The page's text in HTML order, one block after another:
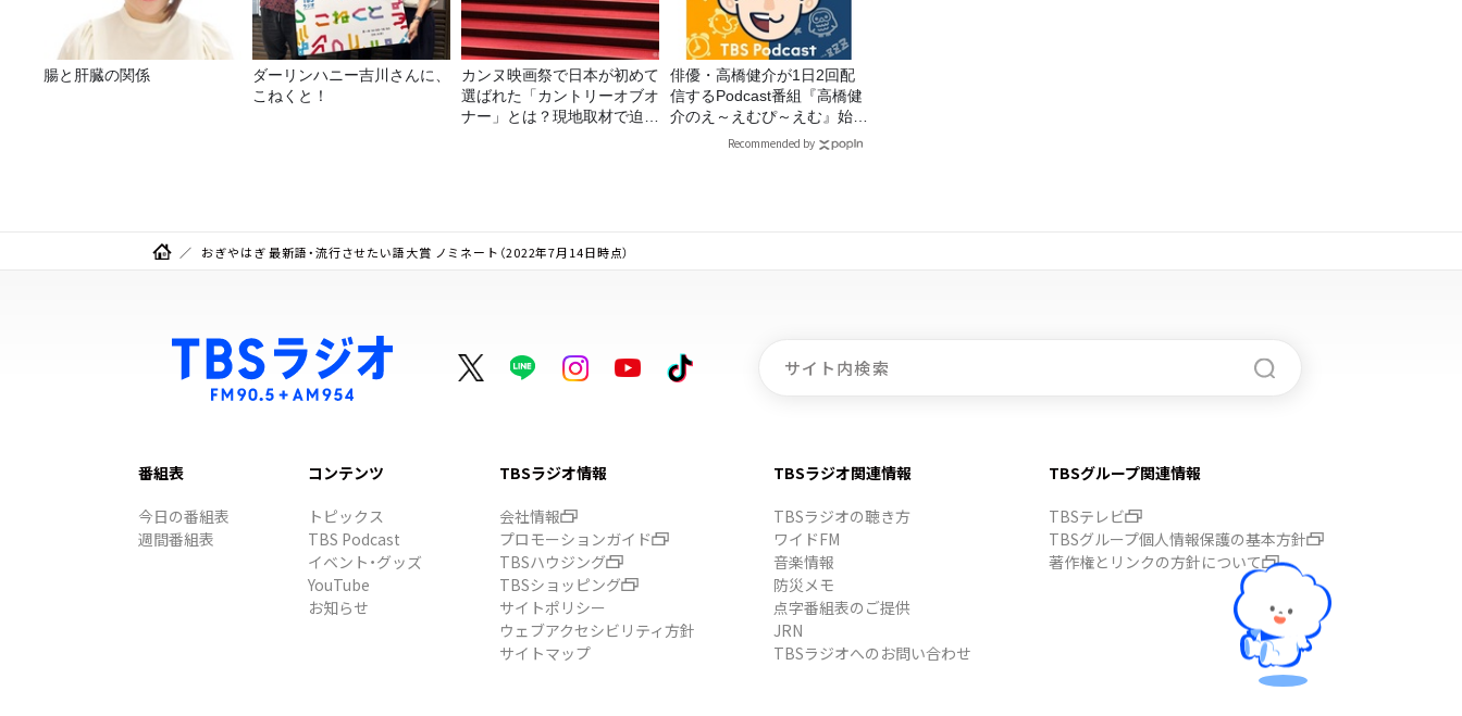
腸と肝臓の関係
ダーリンハニー吉川さんに、
こねくと！
カンヌ映画祭で日本が初めて
選ばれた「カントリーオブオ
ナー」とは？現地取材で迫る
俳優・高橋健介が1日2回配
信するPodcast番組『高橋健
介のえ～えむぴ～えむ』始ま
Recommended by
おぎやはぎ 最新語・流行させたい語大賞 ノミネート（2022年7月14日時点）
番組表
今日の番組表
週間番組表
コンテンツ
トピックス
TBS Podcast
イベント・グッズ
YouTube
お知らせ
TBSラジオ情報
会社情報
プロモーションガイド
TBSハウジング
TBSショッピング
サイトポリシー
ウェブアクセシビリティ方針
サイトマップ
TBSラジオ関連情報
TBSラジオの聴き方
ワイドFM
音楽情報
防災メモ
点字番組表のご提供
JRN
TBSラジオへのお問い合わせ
TBSグループ関連情報
TBSテレビ
TBSグループ個人情報保護の基本方針
著作権とリンクの方針について